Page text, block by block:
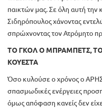
παικτών μας. Σε όλη αυτή την
Σιδηρόπουλος χάνοντας
σπρώχνοντας τον Ατρόμητο
ΤΟ ΓΚΟΛ Ο ΜΠΡΑΜΠΕΤΣ,
ΚΟΥΕΣΤΑ
Όσο κυλούσε ο χρόνος ο
σπασμωδικές ενέργειες
όμως απόφαση κανείς δεν